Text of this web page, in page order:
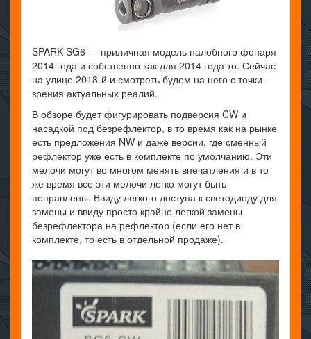
SPARK SG6 — приличная модель налобного фонаря
2014 года и собственно как для 2014 года то. Сейчас
на улице 2018-й и смотреть будем на него с точки
зрения актуальных реалий.
В обзоре будет фигурировать подверсия CW и
насадкой под безрефлектор, в то время как на рынке
есть предложения NW и даже версии, где сменный
рефлектор уже есть в комплекте по умолчанию. Эти
мелочи могут во многом менять впечатления и в то
же время все эти мелочи легко могут быть
поправлены. Ввиду легкого доступа к светодиоду для
замены и ввиду просто крайне легкой замены
безрефлектора на рефлектор (если его нет в
комплекте, то есть в отдельной продаже).